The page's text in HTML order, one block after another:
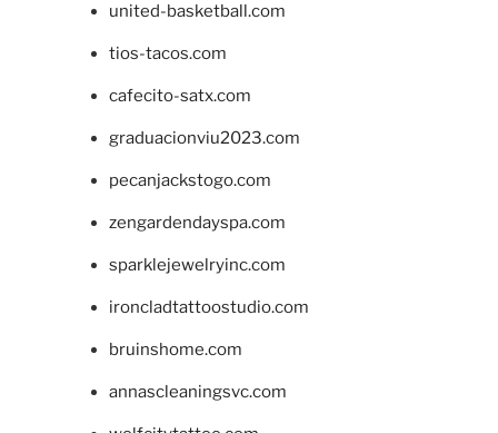
united-basketball.com
tios-tacos.com
cafecito-satx.com
graduacionviu2023.com
pecanjackstogo.com
zengardendayspa.com
sparklejewelryinc.com
ironcladtattoostudio.com
bruinshome.com
annascleaningsvc.com